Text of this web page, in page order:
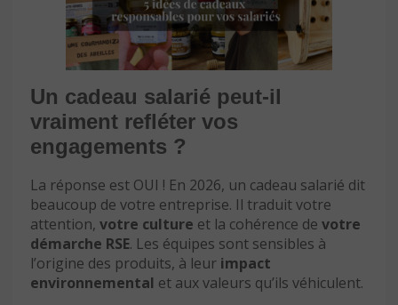
Un cadeau salarié peut-il
vraiment refléter vos
engagements ?
La réponse est OUI ! En 2026, un cadeau salarié dit
beaucoup de votre entreprise. Il traduit votre
attention, votre culture et la cohérence de votre
démarche RSE. Les équipes sont sensibles à
l’origine des produits, à leur impact
environnemental et aux valeurs qu’ils véhiculent.